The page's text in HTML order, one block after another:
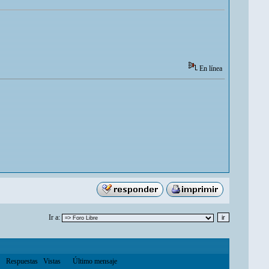
En línea
Ir a:
Respuestas Vistas Último mensaje